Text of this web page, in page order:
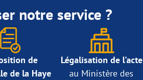
notre service ?
de
de la Haye
Légalisation de l’acte
au Ministère des